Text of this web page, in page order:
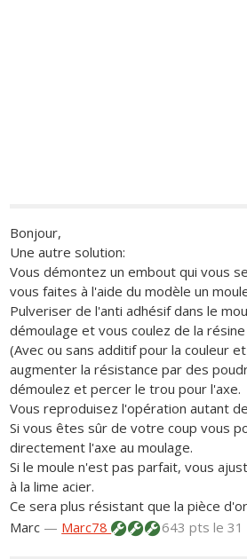
Bonjour,
Une autre solution:
Vous démontez un embout qui vous
vous faites à l'aide du modèle un
Pulveriser de l'anti adhésif dans le
démoulage et vous coulez de la
(Avec ou sans additif pour la couleur
augmenter la résistance par des
démoulez et percer le trou pour l'axe.
Vous reproduisez l'opération autant
Si vous êtes sûr de votre coup vous
directement l'axe au moulage.
Si le moule n'est pas parfait, vous
à la lime acier.
Ce sera plus résistant que la pièce
Marc — Marc78 643 ptsle 31